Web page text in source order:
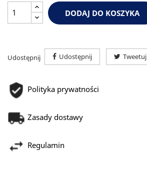
DODAJ DO KOSZYKA
Udostępnij Udostępnij Tweetuj
Polityka prywatności
Zasady dostawy
Regulamin